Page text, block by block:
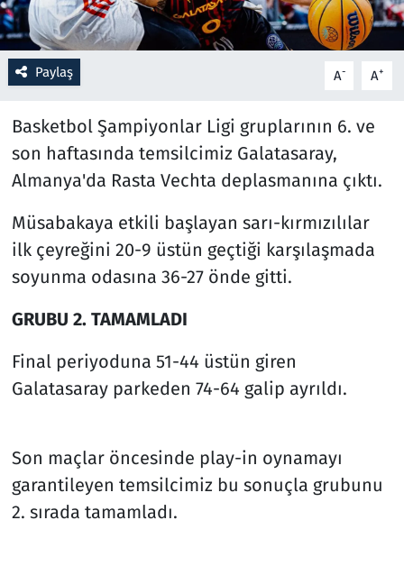
Paylaş A- A+
Basketbol Şampiyonlar Ligi gruplarının 6. ve
son haftasında temsilcimiz Galatasaray,
Almanya'da Rasta Vechta deplasmanına çıktı.
Müsabakaya etkili başlayan sarı-kırmızılılar
ilk çeyreğini 20-9 üstün geçtiği karşılaşmada
soyunma odasına 36-27 önde gitti.
GRUBU 2. TAMAMLADI
Final periyoduna 51-44 üstün giren
Galatasaray parkeden 74-64 galip ayrıldı.
Son maçlar öncesinde play-in oynamayı
garantileyen temsilcimiz bu sonuçla grubunu
2. sırada tamamladı.
Sağlık
Savunma Sanayi
Spor
Teknoloji ve Bilim
Televizyon